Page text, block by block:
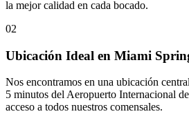
la mejor calidad en cada bocado.
02
Ubicación Ideal en Miami
Nos encontramos en una ubicación
5 minutos del Aeropuerto Internacional
acceso a todos nuestros comensales.